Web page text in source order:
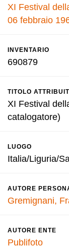
XI Festival
06 febbraio
INVENTARIO
690879
TITOLO
XI Festival
catalogatore)
LUOGO
Italia/Liguria/
AUTORE
Gremignani,
AUTORE ENTE
Publifoto